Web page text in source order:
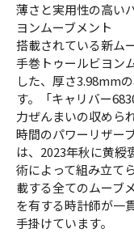
薄さと実用性の高い
ヨンムーブメント
搭載されている新ム
手巻トゥールビヨン
した、厚さ3.98mm
す。「キャリバー
力ぜんまいの収めら
時間のパワーリザー
は、2023年秋に黄綬
術によって組み立て
載する全てのムーブ
を有する時計師が一
手掛けています。